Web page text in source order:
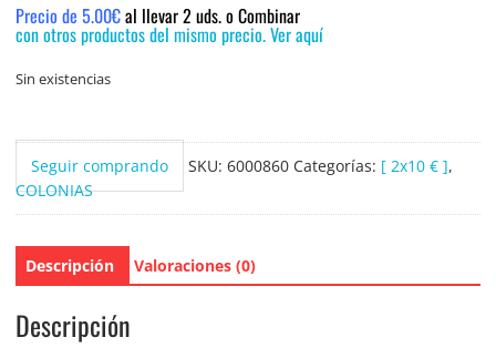
Precio de 5.00€al llevar 2 uds. o Combinar
con otros productos del mismo precio. Ver aquí
Sin existencias
Seguir comprando SKU: 6000860 Categorías: [ 2x10 € ],
COLONIAS
Descripción Valoraciones (0)
Descripción